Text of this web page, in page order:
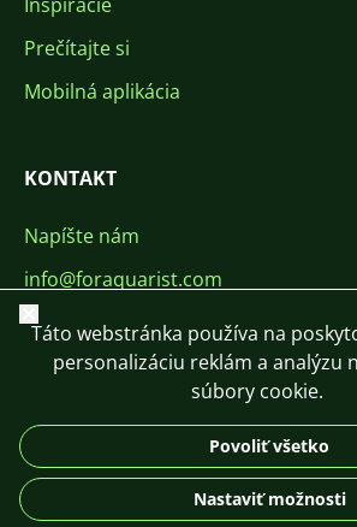
Prečítajte si
Mobilná aplikácia
KONTAKT
Napíšte nám
info@foraquarist.com
+420 603 449 602
©
Zavrieť
Táto webstránka používa na
personalizáciu reklám a analýzu
súbory cookie.
Povoliť všetko
Nastaviť možnosti